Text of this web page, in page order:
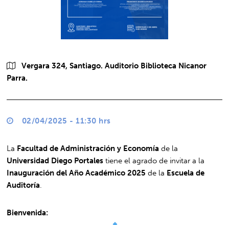
Vergara 324, Santiago. Auditorio Biblioteca Nicanor
Parra.
02/04/2025 - 11:30 hrs
La Facultad de Administración y Economía de la
Universidad Diego Portales tiene el agrado de invitar a la
Inauguración del Año Académico 2025 de la Escuela de
Auditoría
Bienvenida: